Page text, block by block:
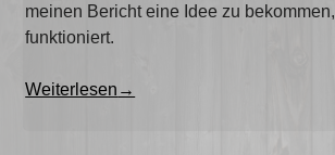
meinen Bericht eine Idee zu
funktioniert.
„Lammfellbezüge
Weiterlesen →